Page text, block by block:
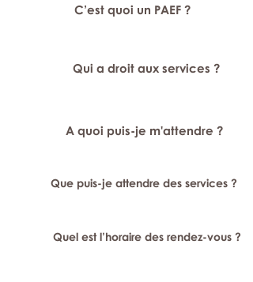
C’est quoi un PAEF ?
Qui a droit aux services ?
A quoi puis-je m'attendre ?
Que puis-je attendre des services ?
Quel est l’horaire des rendez-vous ?